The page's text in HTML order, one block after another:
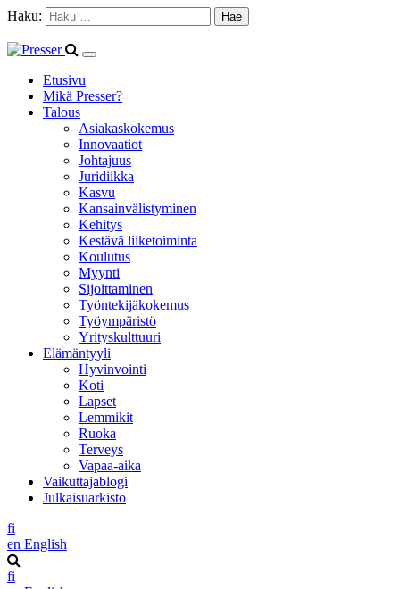
Haku:
Etusivu
Mikä Presser?
Talous
Asiakaskokemus
Innovaatiot
Johtajuus
Juridiikka
Kasvu
Kansainvälistyminen
Kehitys
Kestävä liiketoiminta
Koulutus
Myynti
Sijoittaminen
Työntekijäkokemus
Työympäristö
Yrityskulttuuri
Elämäntyyli
Hyvinvointi
Koti
Lapset
Lemmikit
Ruoka
Terveys
Vapaa-aika
Vaikuttajablogi
Julkaisuarkisto
fi
en English
fi